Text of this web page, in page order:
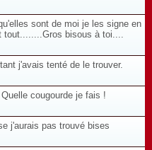
sont de moi je les signe en
tout........Gros bisous à toi....
j'avais tenté de le trouver.
cougourde je fais !
j'aurais pas trouvé bises